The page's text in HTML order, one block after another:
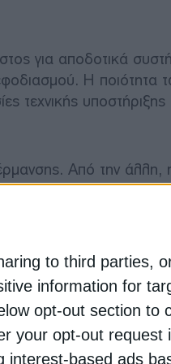
to third parties,
information for
opt-out section to
your opt-out request
interest-based ads
για αποδοτικά
Η ποιότητα
τεχνικής υποστήριξης
Από την
στήριξη στα ευάλωτα
προσέγγισης
κάθε χώρα
στρατηγική για τη
θέτει ως στόχο τη